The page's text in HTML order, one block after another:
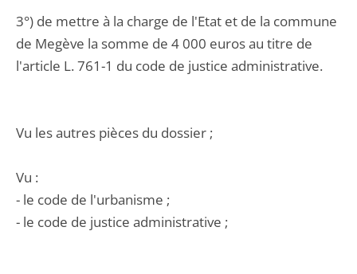
3°) de mettre à la charge de l'Etat et de la commune
de Megève la somme de 4 000 euros au titre de
l'article L. 761-1 du code de justice administrative.
Vu les autres pièces du dossier ;
Vu :
- le code de l'urbanisme ;
- le code de justice administrative ;